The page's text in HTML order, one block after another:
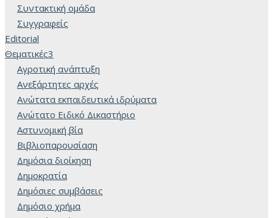
Συντακτική ομάδα
Συγγραφείς
Editorial
Θεματικές3
Αγροτική ανάπτυξη
Ανεξάρτητες αρχές
Ανώτατα εκπαιδευτικά ιδρύματα
Ανώτατο Ειδικό Δικαστήριο
Αστυνομική βία
Βιβλιοπαρουσίαση
Δημόσια διοίκηση
Δημοκρατία
Δημόσιες συμβάσεις
Δημόσιο χρήμα